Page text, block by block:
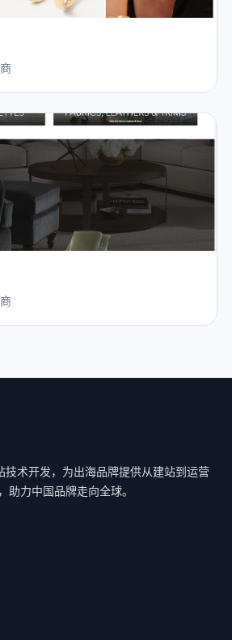
术开发，为出海品牌提供从建站到运营
助力中国品牌走向全球。